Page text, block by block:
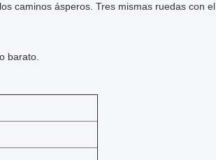
caminos ásperos. Tres mismas ruedas con el
barato.